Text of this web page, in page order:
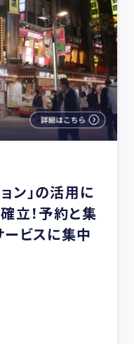
ン」の活用に
立！予約と集
ビスに集中